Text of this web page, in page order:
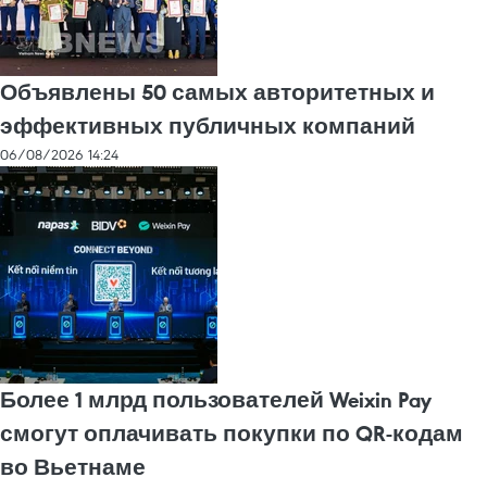
Объявлены 50 самых авторитетных и
эффективных публичных компаний
06/08/2026 14:24
Более 1 млрд пользователей Weixin Pay
смогут оплачивать покупки по QR-кодам
во Вьетнаме